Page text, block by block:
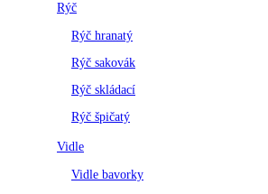
Rýč
Rýč hranatý
Rýč sakovák
Rýč skládací
Rýč špičatý
Vidle
Vidle bavorky